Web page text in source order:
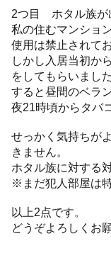
2つ目 ホタル族が
私の住むマンショ
使用は禁止されて
しかし入居当初か
をしてもらいました
すると昼間のベラ
夜21時頃からタバ
せっかく気持ちが
きません。
ホタル族に対する
※まだ犯人部屋は
以上2点です。
どうぞよろしくお